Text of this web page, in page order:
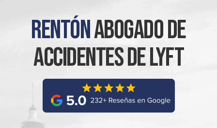
RentónAbogado De
Accidentes De Lyft